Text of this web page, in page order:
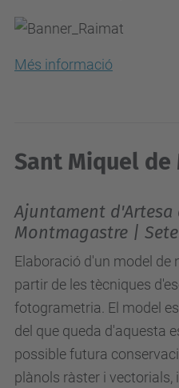
Més informació
Sant Miquel
Ajuntament d'Artesa
Montmagastre |
Elaboració d'un model de
partir de les tècniques
fotogrametria. El model
del que queda d'aquesta
possible futura
plànols ràster i vectorials,